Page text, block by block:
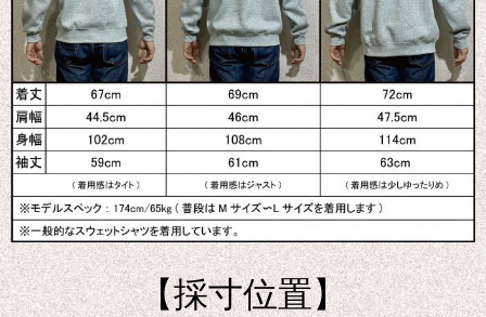
【採寸位置】